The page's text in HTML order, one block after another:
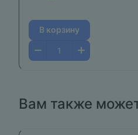
В корзину
Вам также